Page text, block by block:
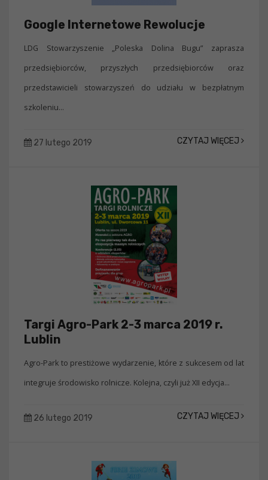
Google Internetowe Rewolucje
LDG Stowarzyszenie „Poleska Dolina Bugu” zaprasza
przedsiębiorców, przyszłych przedsiębiorców oraz
przedstawicieli stowarzyszeń do udziału w bezpłatnym
szkoleniu...
27 lutego 2019 CZYTAJ WIĘCEJ
Targi Agro-Park 2-3 marca 2019 r.
Lublin
Agro-Park to prestiżowe wydarzenie, które z sukcesem od lat
integruje środowisko rolnicze. Kolejna, czyli już XII edycja...
26 lutego 2019 CZYTAJ WIĘCEJ